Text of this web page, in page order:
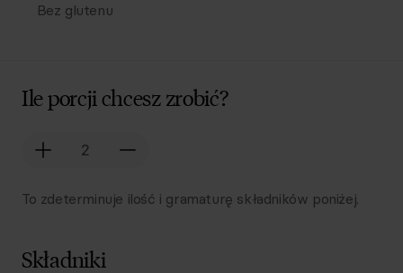
Bez glutenu
Ile porcji chcesz zrobić?
To zdeterminuje ilość i gramaturę składników poniżej.
Składniki